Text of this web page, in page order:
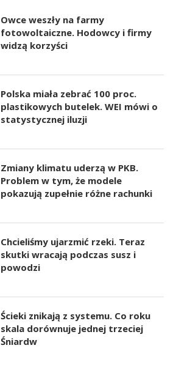
Owce weszły na farmy
fotowoltaiczne. Hodowcy i firmy
widzą korzyści
Polska miała zebrać 100 proc.
plastikowych butelek. WEI mówi o
statystycznej iluzji
Zmiany klimatu uderzą w PKB.
Problem w tym, że modele
pokazują zupełnie różne rachunki
Chcieliśmy ujarzmić rzeki. Teraz
skutki wracają podczas susz i
powodzi
Ścieki znikają z systemu. Co roku
skala dorównuje jednej trzeciej
Śniardw